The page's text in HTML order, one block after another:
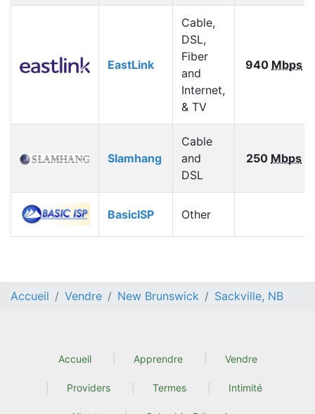
EastLink
Cable,
DSL,
Fiber
and
Internet,
& TV
940 Mbps
Slamhang
Cable
and
DSL
250 Mbps
BasicISP Other
Accueil Vendre New Brunswick Sackville, NB
Accueil Apprendre Vendre
Providers Termes Intimité